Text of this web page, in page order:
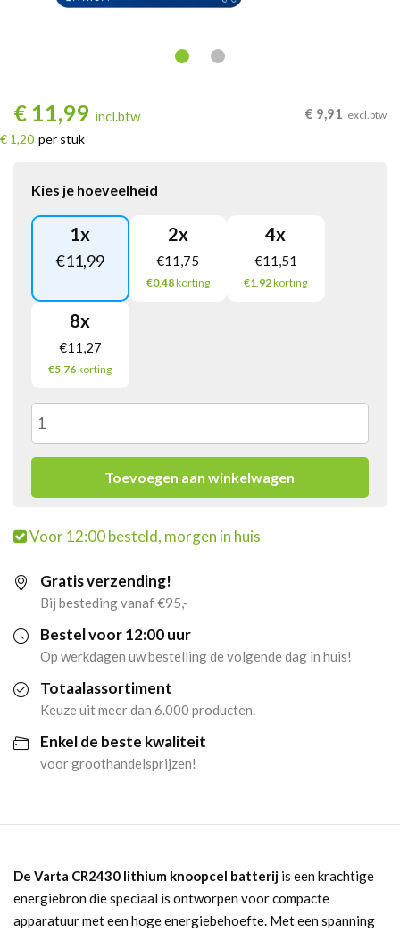
€ 11,99 incl.btw
€ 1,20 per stuk
€ 9,91 excl.btw
Kies je hoeveelheid
1x
€11,99
2x
€11,75
€0,48korting
4x
€11,51
€1,92korting
8x
€11,27
€5,76korting
Varta
CR2430
Knoopcel
Batterij
(10
stuks)
aantal
Toevoegen aan winkelwagen
Voor 12:00 besteld, morgen in huis
Gratis verzending!
Bij besteding vanaf €95,-
Bestel voor 12:00 uur
Op werkdagen uw bestelling de volgende dag in huis!
Totaalassortiment
Keuze uit meer dan 6.000 producten.
Enkel de beste kwaliteit
voor groothandelsprijzen!
De Varta CR2430 lithium knoopcel batterij is een krachtige
energiebron die speciaal is ontworpen voor compacte
apparatuur met een hoge energiebehoefte. Met een spanning